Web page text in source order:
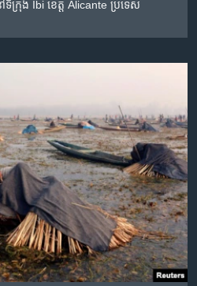
ក្រុង Ibi ខេត្ត Alicante ប្រទេស​